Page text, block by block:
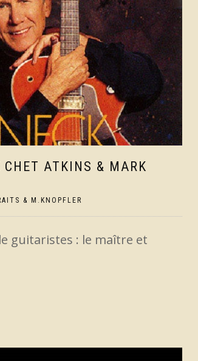
ATKINS & MARK
& M.KNOPFLER
guitaristes : le maître et